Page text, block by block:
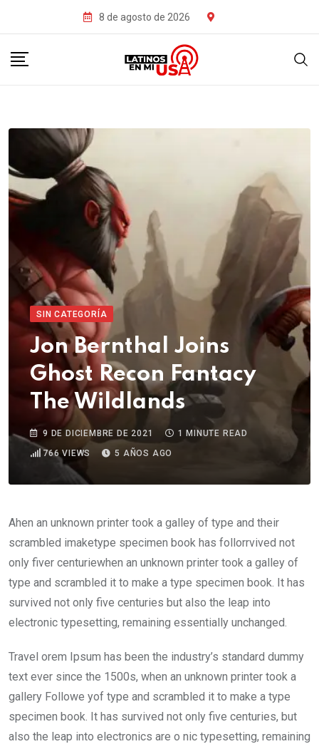
8 de agosto de 2026
SIN CATEGORÍA
Jon Bernthal Joins
Ghost Recon Fantacy
The Wildlands
9 DE DICIEMBRE DE 2021
1 MINUTE READ
766 VIEWS 5 AÑOS AGO
Ahen an unknown printer took a galley of type and their
scrambled imaketype specimen book has follorrvived not
only fiver centuriewhen an unknown printer took a galley of
type and scrambled it to make a type specimen book. It has
survived not only five centuries but also the leap into
electronic typesetting, remaining essentially unchanged.
Travel orem Ipsum has been the industry’s standard dummy
text ever since the 1500s, when an unknown printer took a
gallery Followe yof type and scrambled it to make a type
specimen book. It has survived not only five centuries, but
also the leap into electronics are o nic typesetting, remaining